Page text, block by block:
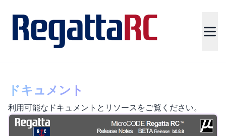
ドキュメント
利用可能なドキュメントとリソースをご覧ください。